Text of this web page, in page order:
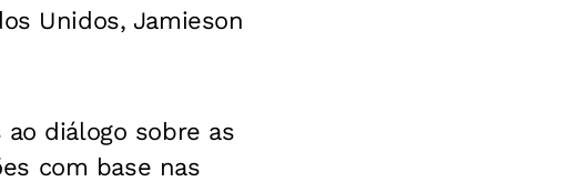
Unidos, Jamieson
diálogo sobre as
com base nas